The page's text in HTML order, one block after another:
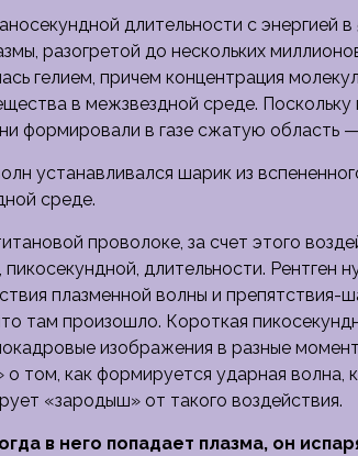
длительности с энергией
разогретой до нескольких
гелием, причем концентрация
в межзвездной среде. Поскольку
формировали в газе сжатую область
устанавливался шарик из
среде.
проволоке, за счет этого
длительности. Рентген
плазменной волны и препятствия-
там произошло. Короткая
изображения в разные
том, как формируется ударная волна,
«зародыш» от такого воздействия.
в него попадает плазма, он